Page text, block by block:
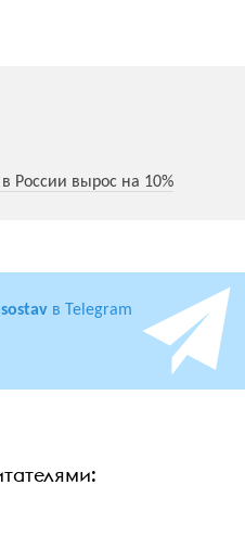
России вырос на 10%
в Telegram